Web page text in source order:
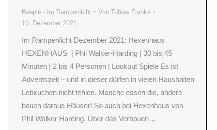
Beeple - Im Rampenlicht Von Tobias Franke
10. Dezember 2021
Im Rampenlicht Dezember 2021: Hexenhaus
HEXENHAUS | Phil Walker-Harding | 30 bis 45
Minuten | 2 bis 4 Personen | Lookout Spiele Es ist
Adventszeit – und in dieser dürfen in vielen Haushalten
Lebkuchen nicht fehlen. Manche essen die, andere
bauen daraus Häuser! So auch bei Hexenhaus von
Phil Walker Harding. Über das Verbauen…